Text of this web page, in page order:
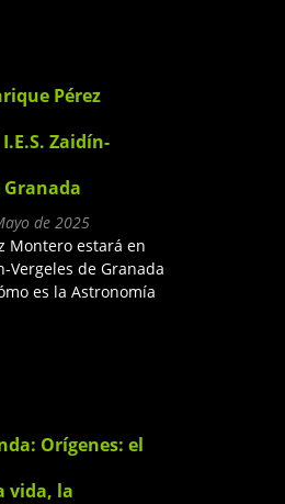
Pérez
Zaidín-
Granada
de 2025
Montero estará en
Vergeles de Granada
es la Astronomía
Orígenes: el
vida, la